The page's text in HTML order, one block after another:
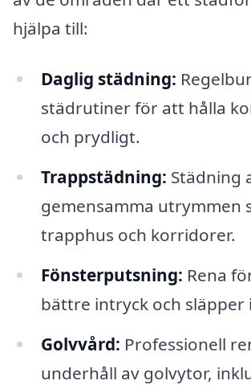
hjälpa till:
Daglig städning:
städrutiner för att hålla
och prydligt.
Trappstädning: Städning
gemensamma utrymmen
trapphus och korridorer.
Fönsterputsning: Rena
bättre intryck och släpper
Golvvård: Professionell
underhåll av golvytor,